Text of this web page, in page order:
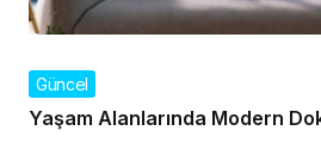
Güncel
Yaşam Alanlarında Modern